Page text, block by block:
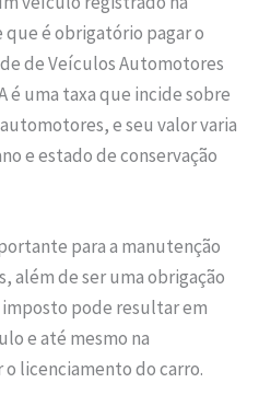
é obrigatório pagar o
de Veículos Automotores
é uma taxa que incide sobre
e seu valor varia
e estado de conservação
para a manutenção
além de ser uma obrigação
imposto pode resultar em
e até mesmo na
licenciamento do carro.